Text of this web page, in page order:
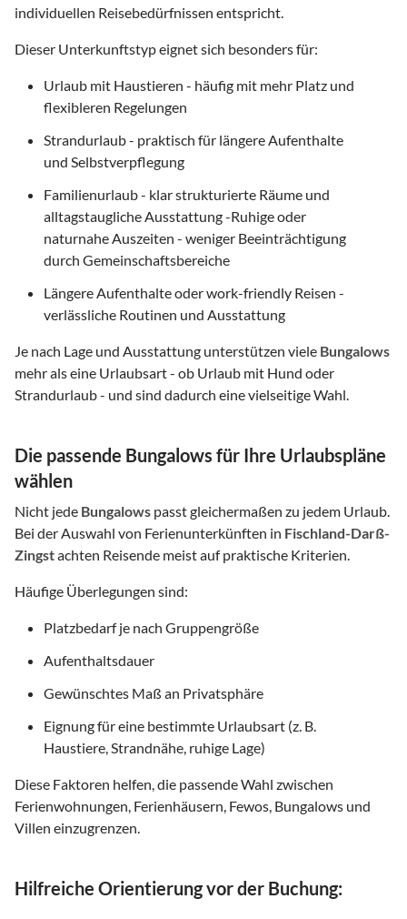
individuellen Reisebedürfnissen entspricht.
Dieser Unterkunftstyp eignet sich besonders für:
Urlaub mit Haustieren - häufig mit mehr Platz und
flexibleren Regelungen
Strandurlaub - praktisch für längere Aufenthalte
und Selbstverpflegung
Familienurlaub - klar strukturierte Räume und
alltagstaugliche Ausstattung -Ruhige oder
naturnahe Auszeiten - weniger Beeinträchtigung
durch Gemeinschaftsbereiche
Längere Aufenthalte oder work-friendly Reisen -
verlässliche Routinen und Ausstattung
Je nach Lage und Ausstattung unterstützen viele Bungalows
mehr als eine Urlaubsart - ob Urlaub mit Hund oder
Strandurlaub - und sind dadurch eine vielseitige Wahl.
Die passende Bungalows für Ihre Urlaubspläne
wählen
Nicht jede Bungalows passt gleichermaßen zu jedem Urlaub.
Bei der Auswahl von Ferienunterkünften in Fischland-Darß-
Zingstachten Reisende meist auf praktische Kriterien.
Häufige Überlegungen sind:
Platzbedarf je nach Gruppengröße
Aufenthaltsdauer
Gewünschtes Maß an Privatsphäre
Eignung für eine bestimmte Urlaubsart (z. B.
Haustiere, Strandnähe, ruhige Lage)
Diese Faktoren helfen, die passende Wahl zwischen
Ferienwohnungen, Ferienhäusern, Fewos, Bungalows und
Villen einzugrenzen.
Hilfreiche Orientierung vor der Buchung: